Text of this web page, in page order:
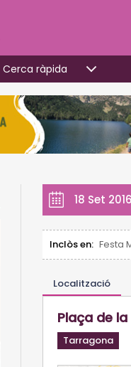
Cerca ràpida
18 Set 2016
Inclòs en: Festa
Localització
Plaça de la
Tarragona